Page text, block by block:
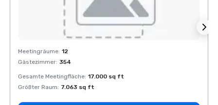
Removed from favorites
Meetingräume: 12
Gästezimmer: 354
Gesamte Meetingfläche: 17.000 sq ft
Größter Raum: 7.063 sq ft